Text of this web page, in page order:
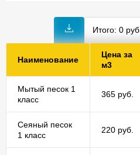
Итого: 0 руб.
Наименование
Цена за
м3
Мытый песок 1
класс
365 руб.
Сеяный песок
1 класс
220 руб.